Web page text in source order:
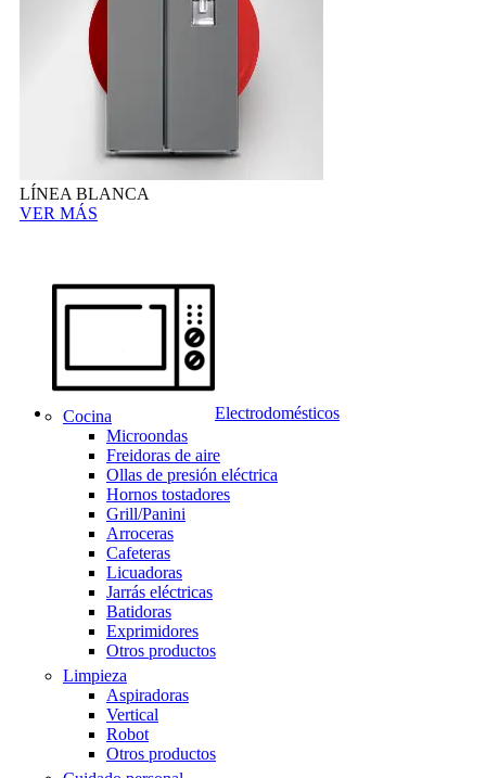
LÍNEA BLANCA
VER MÁS
Electrodomésticos
Cocina
Microondas
Freidoras de aire
Ollas de presión eléctrica
Hornos tostadores
Grill/Panini
Arroceras
Cafeteras
Licuadoras
Jarrás eléctricas
Batidoras
Exprimidores
Otros productos
Limpieza
Aspiradoras
Vertical
Robot
Otros productos